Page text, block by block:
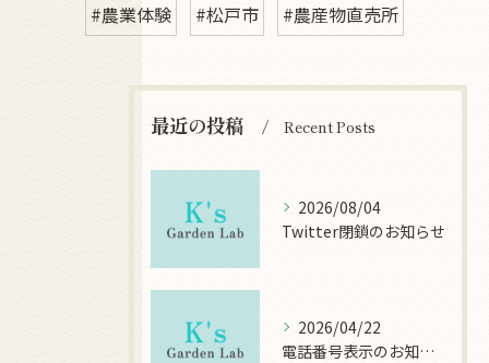
#農業体験
#松戸市 #農産物直売所
最近の投稿 Recent Posts
2026/08/04
Twitter閉鎖のお知らせ
2026/04/22
電話番号表示のお知らせ